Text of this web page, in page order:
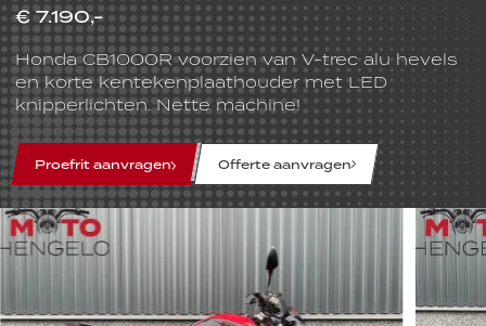
€ 7.190,-
Honda CB1000R voorzien van V-trec alu hevels
en korte kentekenplaathouder met LED
knipperlichten. Nette machine!
Proefrit aanvragen
line
line
line
Offerte aanvragen